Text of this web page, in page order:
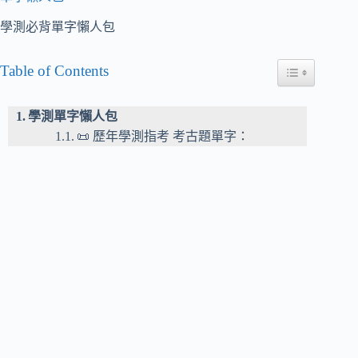
學測必背單字懶人包
Table of Contents Toggle Table of
學測單字懶人包
📜 歷年學測指考 考古題單字：